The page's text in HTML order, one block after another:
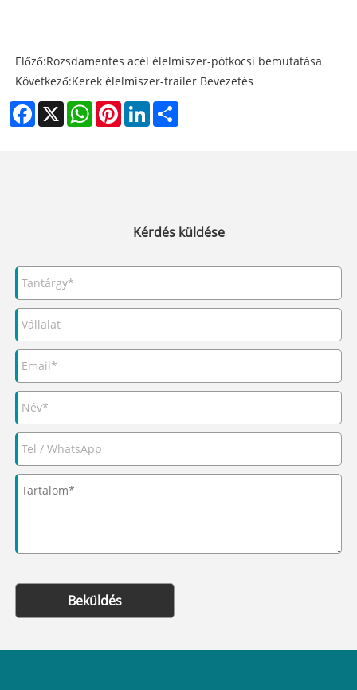
Előző:Rozsdamentes acél élelmiszer-pótkocsi bemutatása
Következő:Kerek élelmiszer-trailer Bevezetés
Facebook
X WhatsAppPinterestLinkedIn
Kérdés küldése
Beküldés